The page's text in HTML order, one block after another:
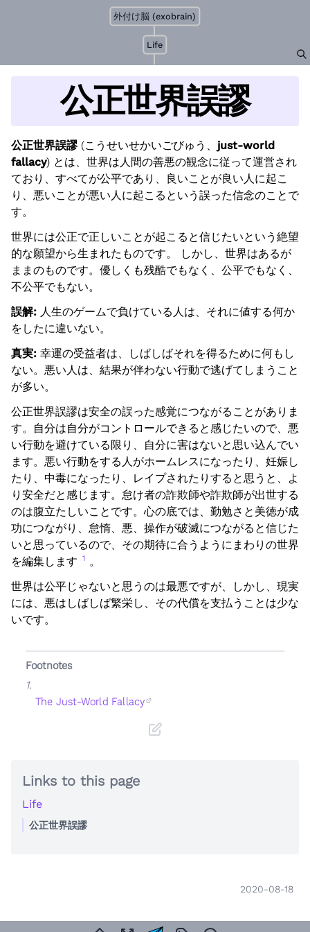
Life
外付け脳 (exobrain)
公正世界誤謬
公正世界誤謬(こうせいせかいごびゅう、 just-world
fallacy) とは、世界は人間の善悪の観念に従って運営され
ており、すべてが公平であり、良いことが良い人に起こ
り、悪いことが悪い人に起こるという誤った信念のことで
す。
世界には公正で正しいことが起こると信じたいという絶望
的な願望から生まれたものです。 しかし、世界はあるが
ままのものです。優しくも残酷でもなく、公平でもなく、
不公平でもない。
誤解: 人生のゲームで負けている人は、それに値する何か
をしたに違いない。
真実: 幸運の受益者は、しばしばそれを得るために何もし
ない。悪い人は、結果が伴わない行動で逃げてしまうこと
が多い。
公正世界誤謬は安全の誤った感覚につながることがありま
す。自分は自分がコントロールできると感じたいので、悪
い行動を避けている限り、自分に害はないと思い込んでい
ます。悪い行動をする人がホームレスになったり、妊娠し
たり、中毒になったり、レイプされたりすると思うと、よ
り安全だと感じます。怠け者の詐欺師や詐欺師が出世する
のは腹立たしいことです。心の底では、勤勉さと美徳が成
功につながり、怠惰、悪、操作が破滅につながると信じた
いと思っているので、その期待に合うようにまわりの世界
を編集します 1 。
世界は公平じゃないと思うのは最悪ですが、しかし、現実
には、悪はしばしば繁栄し、その代償を支払うことは少な
いです。
Footnotes
1.
The Just-World Fallacy
Links to this page
Life
公正世界誤謬
2020-08-18